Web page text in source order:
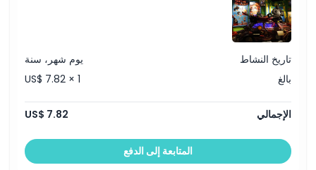
تاريخ النشاط
يوم شهر، سنة
بالغ
US$ 7.82 × 1
الإجمالي US$ 7.82
المتابعة إلى الدفع